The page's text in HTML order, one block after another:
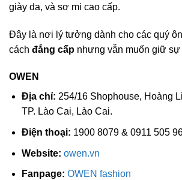
giày da, và sơ mi cao cấp.
Đây là nơi lý tưởng dành cho các quý
cách đẳng cấp nhưng vẫn muốn giữ sự
OWEN
Địa chỉ: 254/16 Shophouse, Hoàng
TP. Lào Cai, Lào Cai.
Điện thoại: 1900 8079 & 0911 505
Website: owen.vn
Fanpage: OWEN fashion